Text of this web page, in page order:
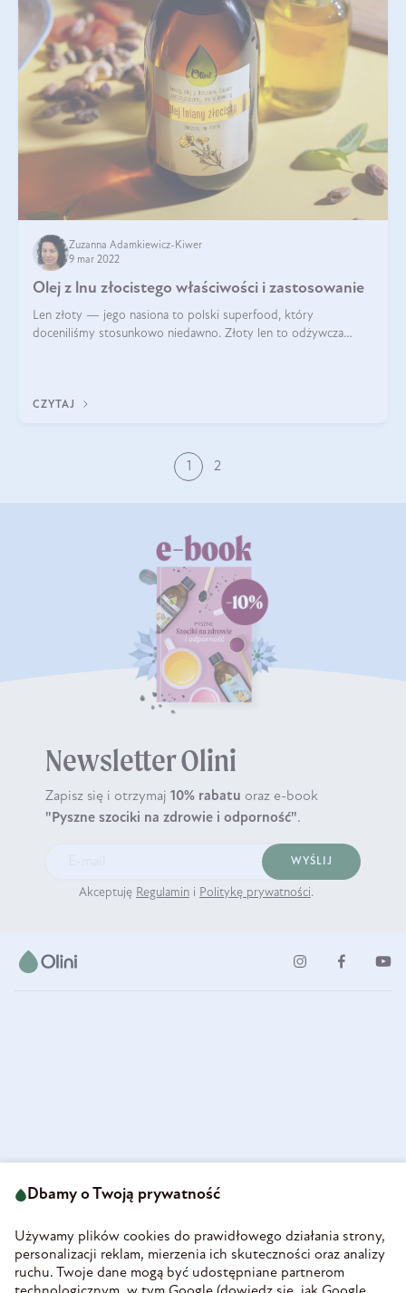
Zuzanna Adamkiewicz-Kiwer
9 mar 2022
Olej z lnu złocistego właściwości i zastosowanie
Len złoty — jego nasiona to polski superfood, który
doceniliśmy stosunkowo niedawno. Złoty len to odżywcza
CZYTAJ
1 2
Newsletter Olini
Zapisz się i otrzymaj 10% rabatu oraz e-book
"Pyszne szociki na zdrowie i odporność".
WYŚLIJ
Akceptuję Regulamin i Politykę prywatności.
58-160 Świebodzice
REGON 890213034
INFORMACJE
Dbamy o Twoją prywatność
Używamy plików cookies do prawidłowego działania strony,
personalizacji reklam, mierzenia ich skuteczności oraz analizy
ruchu. Twoje dane mogą być udostępniane partnerom